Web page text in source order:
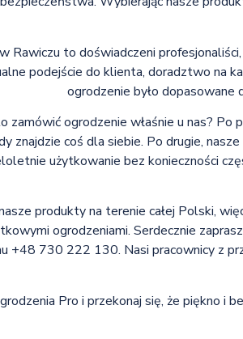
Rawiczu to doświadczeni
podejście do klienta, doradztwo na
ogrodzenie było dopasowane
zamówić ogrodzenie właśnie u nas?
znajdzie coś dla siebie. Po drugie,
użytkowanie bez konieczności
produkty na terenie całej Polski,
ogrodzeniami. Serdecznie
+48 730 222 130. Nasi pracownicy z
Pro i przekonaj się, że piękno i